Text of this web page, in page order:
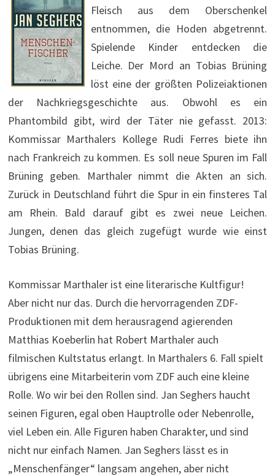
Fleisch aus dem Oberschenkel
entnommen, die Hoden abgetrennt.
Spielende Kinder entdecken die
Leiche. Der Mord an Tobias Brüning
löst eine der größten Polizeiaktionen
der Nachkriegsgeschichte aus. Obwohl es ein
Phantombild gibt, wird der Täter nie gefasst. 2013:
Kommissar Marthalers Kollege Rudi Ferres biete ihn
nach Frankreich zu kommen. Es soll neue Spuren im Fall
Brüning geben. Marthaler nimmt die Akten an sich.
Zurück in Deutschland führt die Spur in ein finsteres Tal
am Rhein. Bald darauf gibt es zwei neue Leichen.
Jungen, denen das gleich zugefügt wurde wie einst
Tobias Brüning.
Kommissar Marthaler ist eine literarische Kultfigur!
Aber nicht nur das. Durch die hervorragenden ZDF-
Produktionen mit dem herausragend agierenden
Matthias Koeberlin hat Robert Marthaler auch
filmischen Kultstatus erlangt. In Marthalers 6. Fall spielt
übrigens eine Mitarbeiterin vom ZDF auch eine kleine
Rolle. Wo wir bei den Rollen sind. Jan Seghers haucht
seinen Figuren, egal oben Hauptrolle oder Nebenrolle,
viel Leben ein. Alle Figuren haben Charakter, und sind
nicht nur einfach Namen. Jan Seghers lässt es in
„Menschenfänger“ langsam angehen, aber nicht